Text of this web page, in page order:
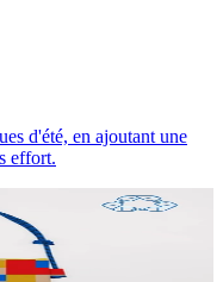
d'été, en ajoutant une
effort.